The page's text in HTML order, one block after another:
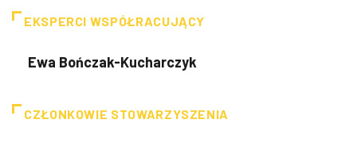
EKSPERCI WSPÓŁRACUJĄCY
Ewa Bończak-Kucharczyk
CZŁONKOWIE STOWARZYSZENIA